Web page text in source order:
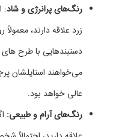
رنگ‌های پرانرژی و شاد:
زرد علاقه دارند،
دستبندهایی با طرح‌
می‌خواهند استایلشان
عالی خواهد بود.
رنگ‌های آرام و طبیعی: